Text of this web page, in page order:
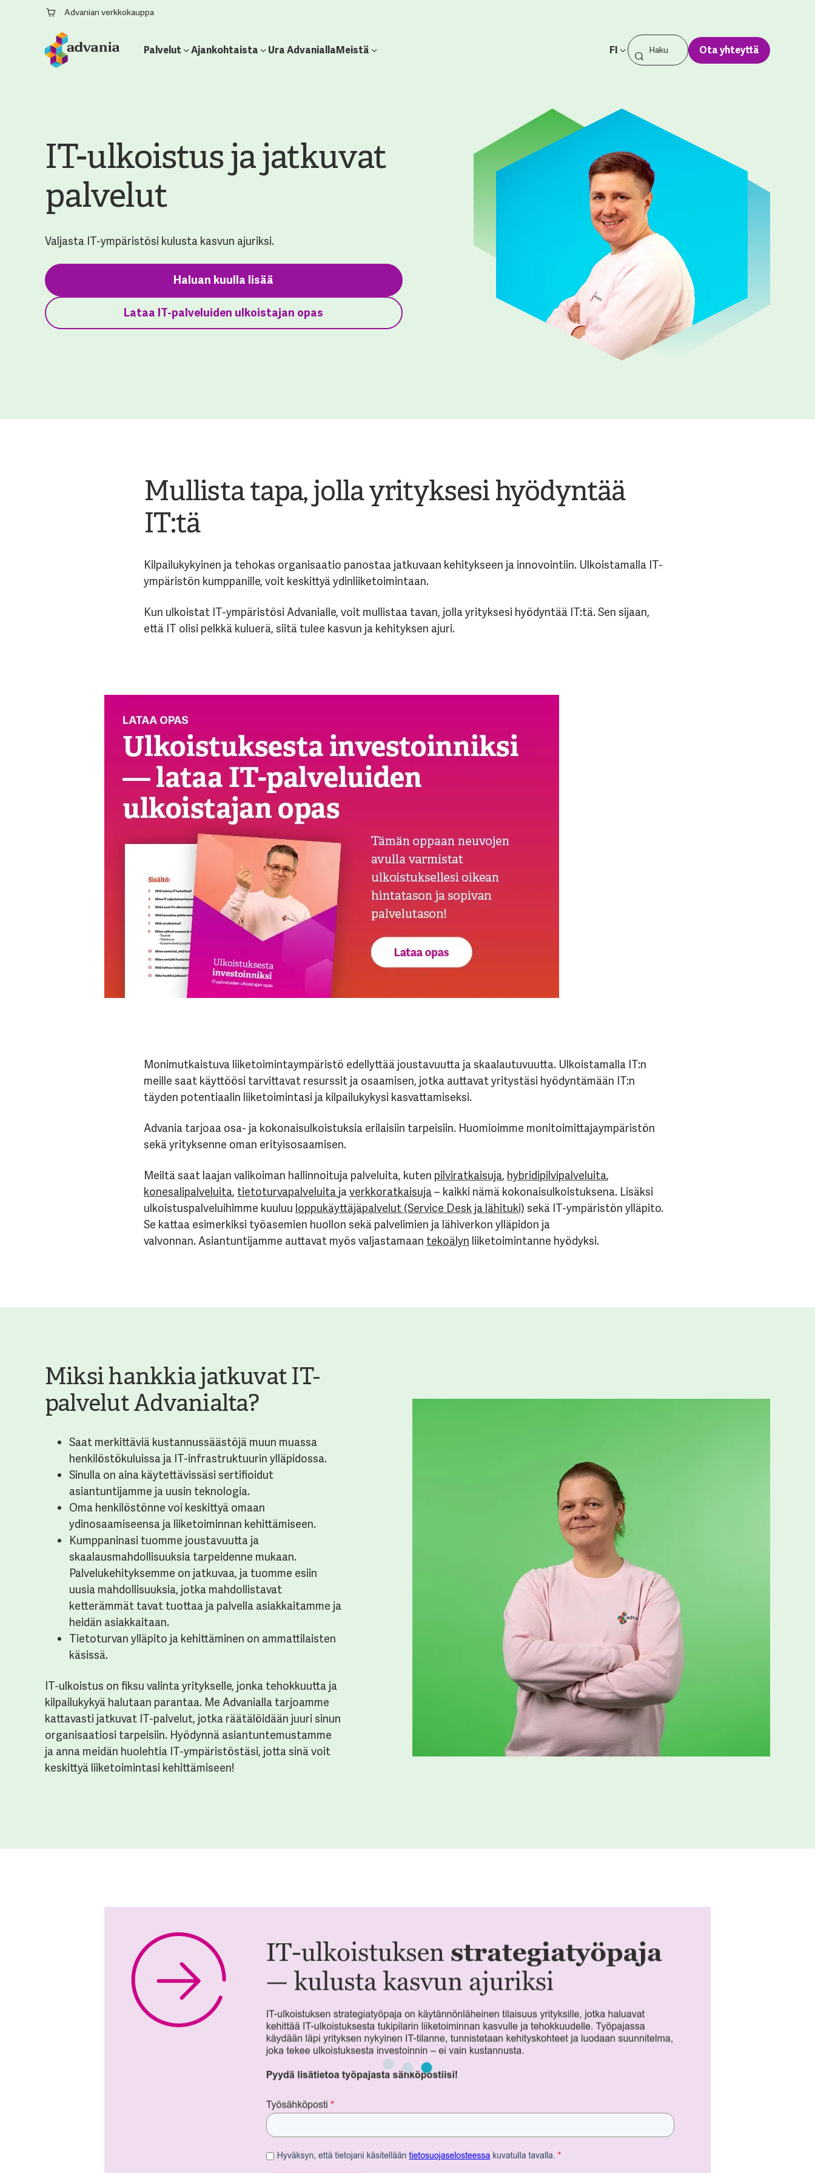
Advanian verkkokauppa
Palvelut Ajankohtaista Ura AdvaniallaMeistä FI Ota yhteyttä
IT-ulkoistus ja jatkuvat
palvelut
Valjasta IT-ympäristösi kulusta kasvun ajuriksi.
Haluan kuulla lisää
Lataa IT-palveluiden ulkoistajan opas
Mullista tapa, jolla yrityksesi hyödyntää
IT:tä
Kilpailukykyinen ja tehokas organisaatio panostaa jatkuvaan kehitykseen ja innovointiin. Ulkoistamalla IT-
ympäristön kumppanille, voit keskittyä ydinliiketoimintaan.
Kun ulkoistat IT-ympäristösi Advanialle, voit mullistaa tavan, jolla yrityksesi hyödyntää IT:tä. Sen sijaan,
että IT olisi pelkkä kuluerä, siitä tulee kasvun ja kehityksen ajuri.
Monimutkaistuva liiketoimintaympäristö edellyttää joustavuutta ja skaalautuvuutta. Ulkoistamalla IT:n
meille saat käyttöösi tarvittavat resurssit ja osaamisen, jotka auttavat yritystäsi hyödyntämään IT:n
täyden potentiaalin liiketoimintasi ja kilpailukykysi kasvattamiseksi.
Advania tarjoaa osa- ja kokonaisulkoistuksia erilaisiin tarpeisiin. Huomioimme monitoimittajaympäristön
sekä yrityksenne oman erityisosaamisen.
Meiltä saat laajan valikoiman hallinnoituja palveluita, kuten pilviratkaisuja, hybridipilvipalveluita,
konesalipalveluita, tietoturvapalveluita javerkkoratkaisuja– kaikki nämä kokonaisulkoistuksena. Lisäksi
ulkoistuspalveluihimme kuuluu loppukäyttäjäpalvelut (Service Desk ja lähituki) sekä IT-ympäristön ylläpito.
Se kattaa esimerkiksi työasemien huollon sekä palvelimien ja lähiverkon ylläpidon ja
valvonnan. Asiantuntijamme auttavat myös valjastamaan tekoälyn liiketoimintanne hyödyksi.
Miksi hankkia jatkuvat IT-
palvelut Advanialta?
Saat merkittäviä kustannussäästöjä muun muassa
henkilöstökuluissa ja IT-infrastruktuurin ylläpidossa.
Sinulla on aina käytettävissäsi sertifioidut
asiantuntijamme ja uusin teknologia.
Oma henkilöstönne voi keskittyä omaan
ydinosaamiseensa ja liiketoiminnan kehittämiseen.
Kumppaninasi tuomme joustavuutta ja
skaalausmahdollisuuksia tarpeidenne mukaan.
Palvelukehityksemme on jatkuvaa, ja tuomme esiin
uusia mahdollisuuksia, jotka mahdollistavat
ketterämmät tavat tuottaa ja palvella asiakkaitamme ja
heidän asiakkaitaan.
Tietoturvan ylläpito ja kehittäminen on ammattilaisten
käsissä.
IT-ulkoistus on fiksu valintayritykselle, jonka tehokkuutta ja
kilpailukykyä halutaan parantaa. Me Advanialla tarjoamme
kattavasti jatkuvatIT-palvelut, jotka räätälöidään juurisinun
organisaatiosi tarpeisiin. Hyödynnä asiantuntemustamme
jaanna meidän huolehtiaIT-ympäristöstäsi, jottasinävoit
keskittyä liiketoimintasi kehittämiseen!